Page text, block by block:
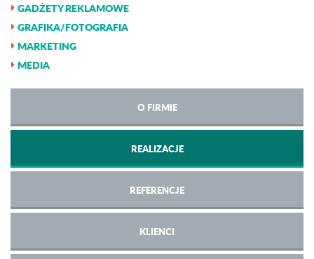
GADŻETY REKLAMOWE
GRAFIKA/FOTOGRAFIA
MARKETING
MEDIA
O FIRMIE
REALIZACJE
REFERENCJE
KLIENCI